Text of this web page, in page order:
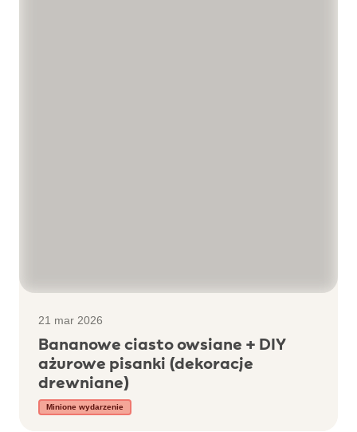
21 mar 2026
Bananowe ciasto owsiane + DIY
ażurowe pisanki (dekoracje
drewniane)
Minione wydarzenie